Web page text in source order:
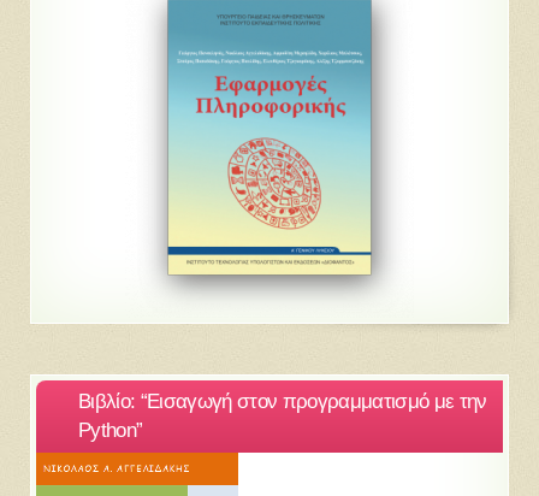
Βιβλίο: “Εισαγωγή στον προγραμματισμό με την
Python”